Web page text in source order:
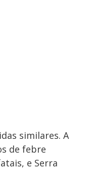
similares. A
de febre
e Serra